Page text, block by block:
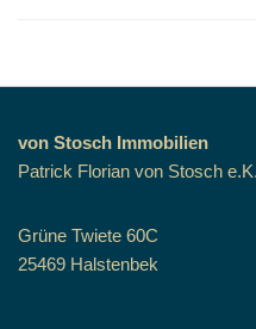
von Stosch Immobilien
Patrick Florian von Stosch e.K.
Grüne Twiete 60C
25469 Halstenbek